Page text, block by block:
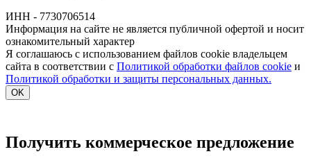
ИНН - 7730706514
Информация на сайте не является публичной офертой и носит
ознакомительный характер
Я соглашаюсь с использованием файлов cookie владельцем
сайта в соответствии с Политикой обработки файлов cookie и
Политикой обработки и защиты персональных данных.
OK
Получить коммерческое предложение